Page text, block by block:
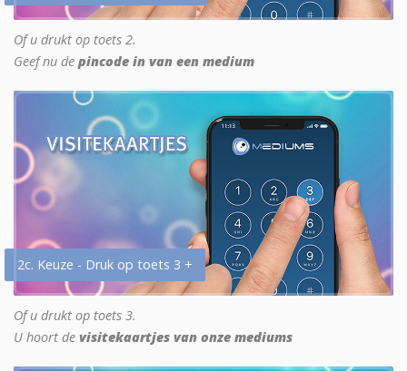
Of u drukt op toets 2.
Geef nu de pincode in van een medium
2c. Keuze - Druk op toets 3 +
Of u drukt op toets 3.
U hoort de visitekaartjes van onze mediums